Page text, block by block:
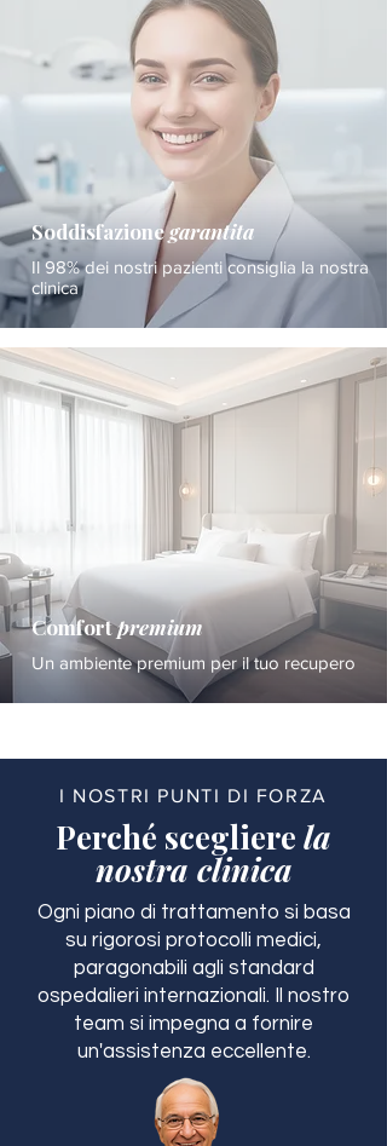
Soddisfazionegarantita
Il 98% dei nostri pazienti consiglia la nostra
clinica
Comfortpremium
Un ambiente premium per il tuo recupero
I NOSTRI PUNTI DI FORZA
Perché scegliere la
nostra clinica
Ogni piano di trattamento si basa
su rigorosi protocolli medici,
paragonabili agli standard
ospedalieri internazionali. Il nostro
team si impegna a fornire
un'assistenza eccellente.